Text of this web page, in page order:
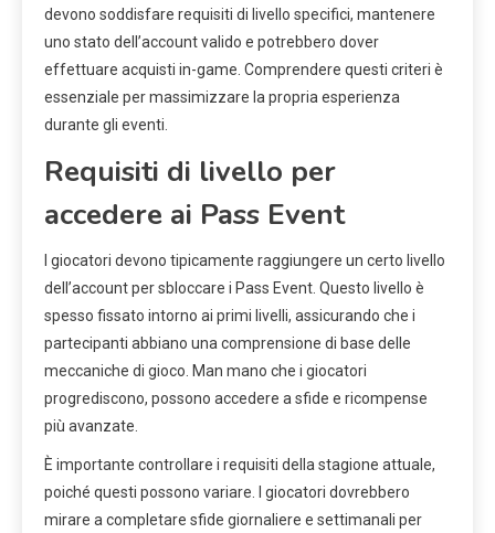
devono soddisfare requisiti di livello specifici, mantenere
uno stato dell’account valido e potrebbero dover
effettuare acquisti in-game. Comprendere questi criteri è
essenziale per massimizzare la propria esperienza
durante gli eventi.
Requisiti di livello per
accedere ai Pass Event
I giocatori devono tipicamente raggiungere un certo livello
dell’account per sbloccare i Pass Event. Questo livello è
spesso fissato intorno ai primi livelli, assicurando che i
partecipanti abbiano una comprensione di base delle
meccaniche di gioco. Man mano che i giocatori
progrediscono, possono accedere a sfide e ricompense
più avanzate.
È importante controllare i requisiti della stagione attuale,
poiché questi possono variare. I giocatori dovrebbero
mirare a completare sfide giornaliere e settimanali per